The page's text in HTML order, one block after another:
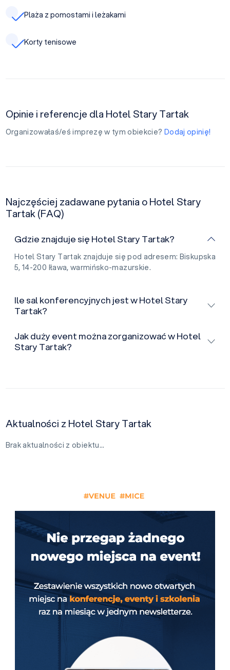
Plaża z pomostami i leżakami
Korty tenisowe
Opinie i referencje dla Hotel Stary Tartak
Organizowałaś/eś imprezę w tym obiekcie? Dodaj opinię!
Najczęściej zadawane pytania o Hotel Stary
Tartak (FAQ)
Gdzie znajduje się Hotel Stary Tartak?
Hotel Stary Tartak znajduje się pod adresem: Biskupska
5, 14-200 Iława, warmińsko-mazurskie.
Ile sal konferencyjnych jest w Hotel Stary
Tartak?
Jak duży event można zorganizować w Hotel
Stary Tartak?
Aktualności z Hotel Stary Tartak
Brak aktualności z obiektu…